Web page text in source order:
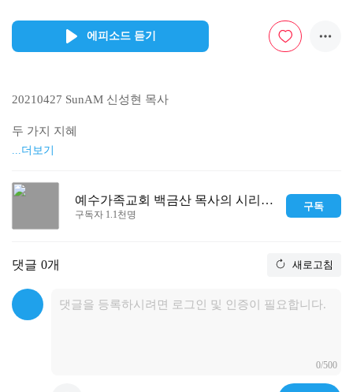
에피소드 듣기
20210427 SunAM 신성현 목사
두 가지 지혜
13.너희 중에 지혜와 총명이 있는 자가 누구냐 그는 선행으로 말
미암아 지혜의 온유함으로 그 행함을 보일지니라
14.그러나 너희 마음 속에 독한 시기와 다툼이 있으면 자랑하지
15.이러한 지혜는 위로부터 내려온 것이 아니요 땅 위의 것이요
정욕의 것이요 귀신의 것이니
16.시기와 다툼이 있는 곳에는 혼란과 모든 악한 일이 있음이라
17.오직 위로부터 난 지혜는 첫째 성결하고 다음에 화평하고 관
용하고 양순하며 긍휼과 선한 열매가 가득하고 편견과 거짓이
...더보기
예수가족교회 백금산 목사의 시리즈 설교
구독자 1.1천명
구독
댓글 0개 새로고침
0/500